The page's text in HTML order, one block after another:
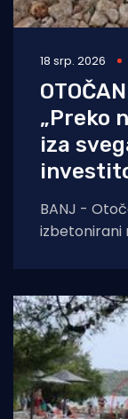
18 srp. 2026
„Preko
iza
BANJ -
izbetonirani